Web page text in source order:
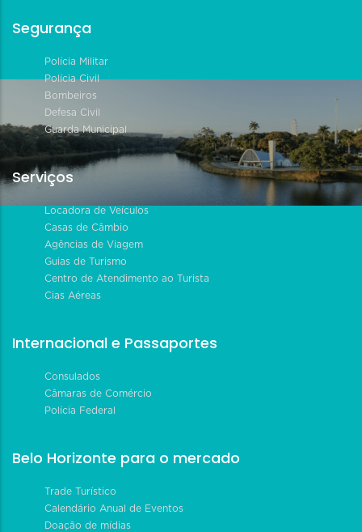
Segurança
Polícia Militar
Polícia Civil
Bombeiros
Defesa Civil
Guarda Municipal
Serviços
Locadora de Veículos
Casas de Câmbio
Agências de Viagem
Guias de Turismo
Centro de Atendimento ao Turista
Cias Aéreas
Internacional e Passaportes
Consulados
Câmaras de Comércio
Polícia Federal
Belo Horizonte para o mercado
Trade Turístico
Calendário Anual de Eventos
Doação de mídias